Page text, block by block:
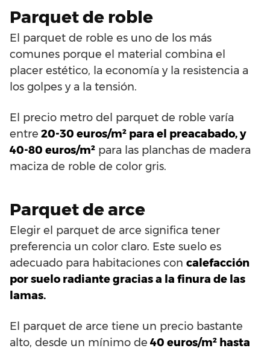
Parquet de roble
El parquet de roble es uno de los más
comunes porque el material combina el
placer estético, la economía y la resistencia a
los golpes y a la tensión.
El precio metro del parquet de roble varía
entre 20-30 euros/m² para el preacabado, y
40-80 euros/m² para las planchas de madera
maciza de roble de color gris.
Parquet de arce
Elegir el parquet de arce significa tener
preferencia un color claro. Este suelo es
adecuado para habitaciones con calefacción
por suelo radiante gracias a la finura de las
lamas.
El parquet de arce tiene un precio bastante
alto, desde un mínimo de 40 euros/m² hasta